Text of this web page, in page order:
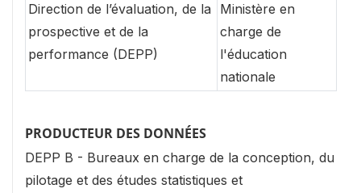
Direction de l’évaluation, de la
prospective et de la
performance (DEPP)
Ministère en
charge de
l'éducation
nationale
PRODUCTEUR DES DONNÉES
DEPP B - Bureaux en charge de la conception, du
pilotage et des études statistiques et